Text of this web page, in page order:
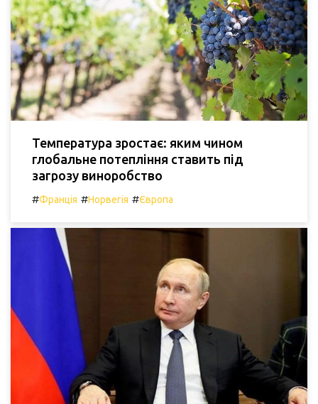
Температура зростає: яким чином
глобальне потепління ставить під
загрозу виноробство
#Франція #Норвегія #Європа